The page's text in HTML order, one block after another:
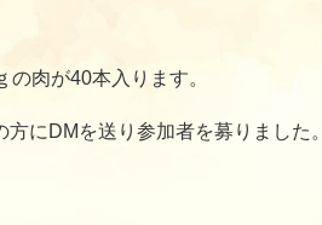
肉が40本入ります。
にDMを送り参加者を募りました。